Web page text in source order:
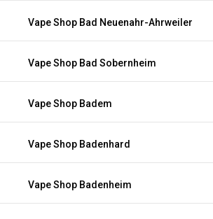
Vape Shop Bad Neuenahr-Ahrweiler
Vape Shop Bad Sobernheim
Vape Shop Badem
Vape Shop Badenhard
Vape Shop Badenheim